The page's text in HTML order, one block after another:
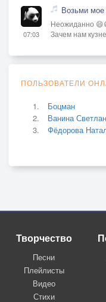
07:03
Возьми
Неожиданно
Зачем нам
ПОЛЬЗОВАТЕЛИ
Боцман
Ванина
Фёдорова
Творчество
Песни
Плейлисты
Видео
Стихи